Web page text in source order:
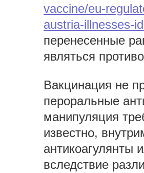
vaccine/eu-
austria-illnesses-
перенесенные
являться
Вакцинация не
пероральные
манипуляция
известно,
антикоагулянты
вследствие